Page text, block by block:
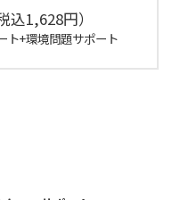
込1,628円）
ト+環境問題サポート